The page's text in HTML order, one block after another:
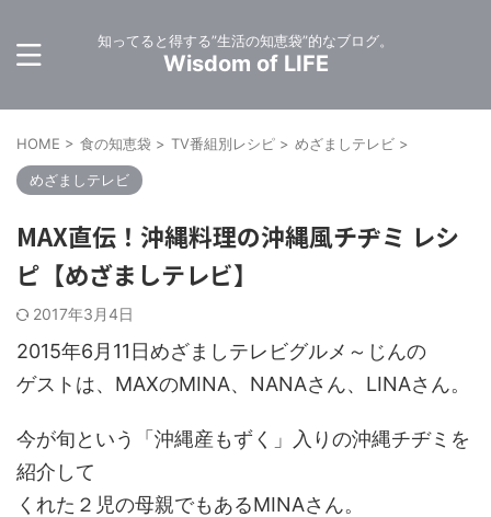
知ってると得する”生活の知恵袋”的なブログ。
Wisdom of LIFE
HOME > 食の知恵袋 > TV番組別レシピ > めざましテレビ >
めざましテレビ
MAX直伝！沖縄料理の沖縄風チヂミ レシ
ピ【めざましテレビ】
2017年3月4日
2015年6月11日めざましテレビグルメ～じんの
ゲストは、MAXのMINA、NANAさん、LINAさん。
今が旬という「沖縄産もずく」入りの沖縄チヂミを
紹介して
くれた２児の母親でもあるMINAさん。